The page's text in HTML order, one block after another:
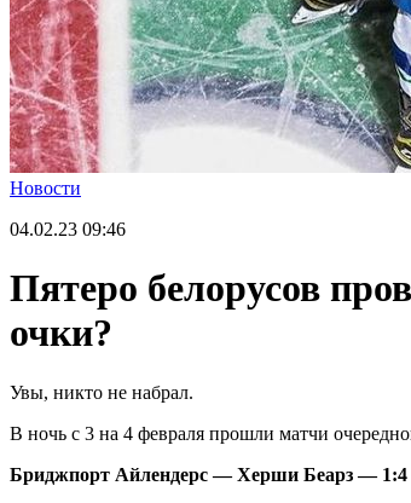
Новости
04.02.23 09:46
Пятеро белорусов
очки?
Увы, никто не набрал.
В ночь с 3 на 4 февраля прошли матчи
Бриджпорт Айлендерс — Херши Беарз — 1:4